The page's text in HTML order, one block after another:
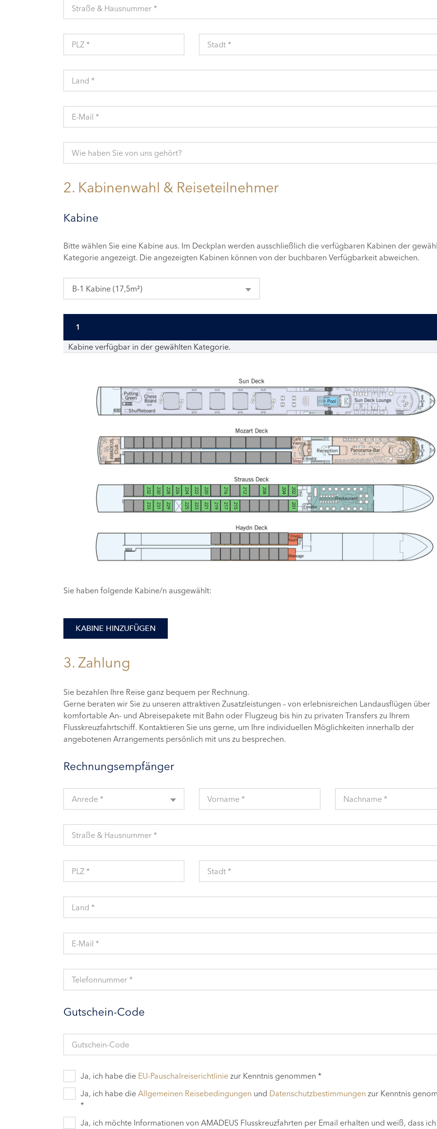
Straße & Hausnummer *
PLZ * Stadt *
Land *
E-Mail *
Wie haben Sie von uns gehört?
2. Kabinenwahl & Reiseteilnehmer
Kabine
Bitte wählen Sie eine Kabine aus. Im Deckplan werden ausschließlich die verfügbaren Kabinen der
Kategorie angezeigt. Die angezeigten Kabinen können von der buchbaren Verfügbarkeit abweichen.
B-1 Kabine (17,5m²)
1
Kabine verfügbar in der gewählten Kategorie.
201
202
204
208
212
215
216
217
219
220
221
222
223
224
225
226
228
229
230
231
232
233
Sie haben folgende Kabine/n ausgewählt:
KABINE HINZUFÜGEN
3. Zahlung
Sie bezahlen Ihre Reise ganz bequem per Rechnung.
Gerne beraten wir Sie zu unseren attraktiven Zusatzleistungen – von erlebnisreichen Landausflügen über
komfortable An- und Abreisepakete mit Bahn oder Flugzeug bis hin zu privaten Transfers zu Ihrem
Flusskreuzfahrtschiff. Kontaktieren Sie uns gerne, um Ihre individuellen Möglichkeiten innerhalb der
angebotenen Arrangements persönlich mit uns zu besprechen.
Rechnungsempfänger
Anrede * Vorname * Nachname *
Straße & Hausnummer *
PLZ * Stadt *
Land *
E-Mail *
Telefonnummer *
Gutschein-Code
Gutschein-Code
Ja, ich habe die EU-Pauschalreiserichtlinie zur Kenntnis genommen *
Ja, ich habe die Allgemeinen Reisebedingungen und Datenschutzbestimmungen zur Kenntnis
*
Ja, ich möchte Informationen von AMADEUS Flusskreuzfahrten per Email erhalten und weiß, dass